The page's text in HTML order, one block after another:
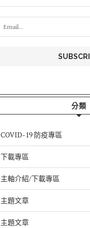
分類
COVID-19 防疫專區
下載專區
主軸介紹/下載專區
主題文章
主題文章